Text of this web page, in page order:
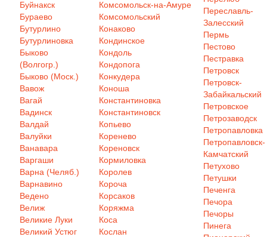
Буйнакск
Бураево
Бутурлино
Бутурлиновка
Быково
(Волгогр.)
Быково (Моск.)
Вавож
Вагай
Вадинск
Валдай
Валуйки
Ванавара
Варгаши
Варна (Челяб.)
Варнавино
Ведено
Велиж
Великие Луки
Великий Устюг
Комсомольск-на-Амуре
Комсомольский
Конаково
Кондинское
Кондоль
Кондопога
Конкудера
Коноша
Константиновка
Константиновск
Копьево
Коренево
Кореновск
Кормиловка
Королев
Короча
Корсаков
Коряжма
Коса
Кослан
Переславль-
Залесский
Пермь
Пестово
Пестравка
Петровск
Петровск-
Забайкальский
Петровское
Петрозаводск
Петропавловка
Петропавловск-
Камчатский
Петухово
Петушки
Печенга
Печора
Печоры
Пинега